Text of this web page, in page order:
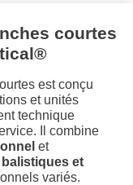
courtes
est conçu
et unités
technique
Il combine
et
et
variés.